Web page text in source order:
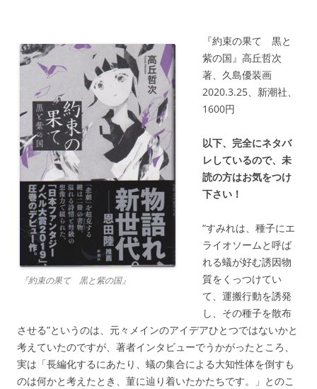
『約束の果て 黒と紫の国』
『約束の果て 黒と
紫の国』高丘哲次
著、久島優装画
2020.3.25、新潮社、
1600円
以下、完全にネタバ
レしているので、未
読の方はお気をつけ
下さい！
“すみれは、種子にエ
ライオソームと呼ば
れる蟻が好む誘因物
質をくっつけてい
て、運搬行動を誘発
し、その種子を散布
させる”というのは、元々メインのアイデアひとつではないかと
考えていたのですが、著者インタビューでうかがったところ、
実は「長編化するにあたり、蟻の集合による大知性体を倒すも
のは何かと考えたとき、菫に辿り着いたかたちです。」とのこ